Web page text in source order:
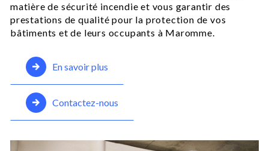
matière de sécurité incendie et vous garantir des
prestations de qualité pour la protection de vos
bâtiments et de leurs occupants à Maromme.
En savoir plus
Contactez-nous